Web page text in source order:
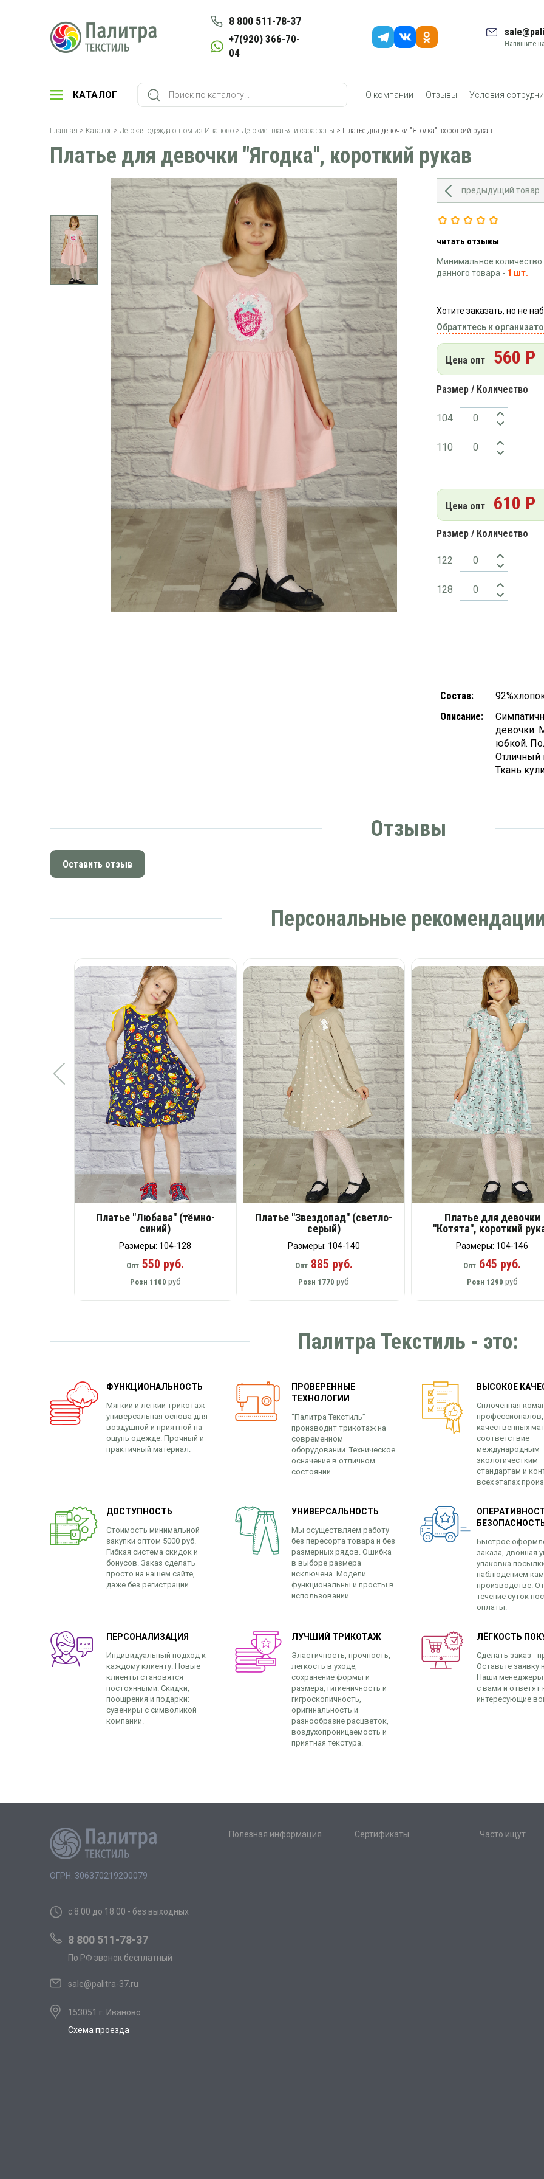
8 800 511-78-37
+7(920) 366-70-
04
Напишите
КАТАЛОГ О компании Отзывы Условия
Главная > Каталог > Детская одежда оптом из Иваново > Детские платья и сарафаны > Платье для девочки "Ягодка", короткий рукав
Платье для девочки "Ягодка", короткий рукав
предыдущий товар
читать отзывы
Минимальное количество
данного товара - 1 шт.
Хотите заказать, но не
Обратитесь к
Цена опт 560 Р
Размер / Количество
104
110
Цена опт 610 Р
Размер / Количество
122
128
Состав:
Описание:
девочки.
юбкой.
Отличный
Ткань
Отзывы
Оставить отзыв
Персональные рекомендации
Платье "Любава" (тёмно-
синий)
Размеры: 104-128
Опт 550 руб.
Розн 1100 руб
Платье "Звездопад" (светло-
серый)
Размеры: 104-140
Опт885 руб.
Розн 1770 руб
Платье для девочки
"Котята", короткий
Размеры: 104-146
Опт 645 руб.
Розн 1290 руб
Палитра Текстиль - это:
ФУНКЦИОНАЛЬНОСТЬ
Мягкий и легкий трикотаж -
универсальная основа для
воздушной и приятной на
ощупь одежде. Прочный и
практичный материал.
ПРОВЕРЕННЫЕ
ТЕХНОЛОГИИ
“Палитра Текстиль”
производит трикотаж на
современном
оборудовании. Техническое
осначение в отличном
состоянии.
ВЫСОКОЕ
Сплоченная
качественных
соответствие
международным
экологичестким
стандартам и
всех этапах
ДОСТУПНОСТЬ
Стоимость минимальной
закупки оптом 5000 руб.
Гибкая система скидок и
бонусов. Заказ сделать
просто на нашем сайте,
даже без регистрации.
УНИВЕРСАЛЬНОСТЬ
Мы осуществляем работу
без пересорта товара и без
размерных рядов. Ошибка
в выборе размера
исключена. Модели
функциональны и просты в
использовании.
Быстрое
заказа, двойная
упаковка
наблюдением
производстве.
течение суток
оплаты.
ПЕРСОНАЛИЗАЦИЯ
Индивидуальный подход к
каждому клиенту. Новые
клиенты становятся
постоянными. Скидки,
поощрения и подарки:
сувениры с символикой
компании.
ЛУЧШИЙ ТРИКОТАЖ
Эластичность, прочность,
легкость в уходе,
сохранение формы и
размера, гигиеничность и
гигроскопичность,
оригинальность и
разнообразие расцветок,
воздухопроницаемость и
приятная текстура.
ЛЁГКОСТЬ
Сделать заказ -
Оставьте заявку
Наши менеджеры
с вами и ответят
интересующие
ОГРН: 306370219200079
с 8:00 до 18:00 - без выходных
8 800 511-78-37
По РФ звонок бесплатный
sale@palitra-37.ru
153051 г. Иваново
Схема проезда
Полезная информация Сертификаты Часто ищут